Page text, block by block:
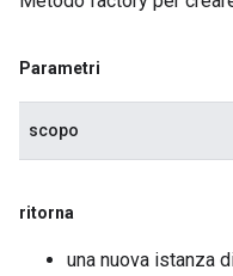
Parametri
scopo
ritorna
una nuova istanza